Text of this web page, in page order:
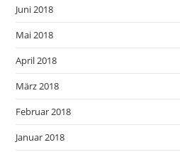
Juni 2018
Mai 2018
April 2018
März 2018
Februar 2018
Januar 2018